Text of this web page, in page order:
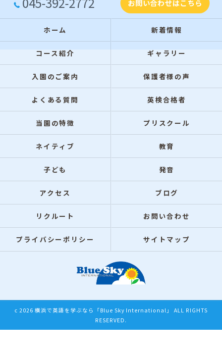
お問い合わせはこちら
ホーム 新着情報
コース紹介 ギャラリー
入園のご案内 保護者様の声
よくある質問 英検合格者
当園の特徴 プリスクール
ネイティブ 教育
子ども 発音
アクセス ブログ
リクルート お問い合わせ
プライバシーポリシー サイトマップ
c 2026 横浜で英語を学ぶなら「Blue Sky International」 ALL RIGHTS
RESERVED.